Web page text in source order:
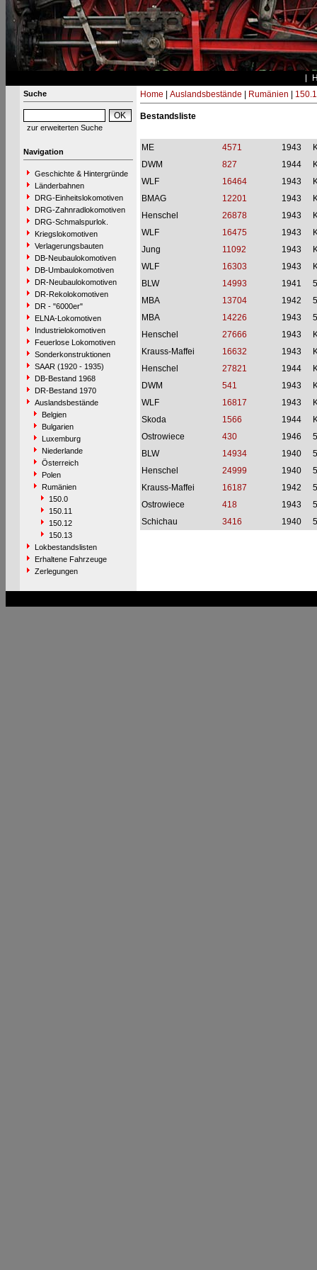
Suche
zur erweiterten Suche
Navigation
Geschichte & Hintergründe
Länderbahnen
DRG-Einheitslokomotiven
DRG-Zahnradlokomotiven
DRG-Schmalspurlok.
Kriegslokomotiven
Verlagerungsbauten
DB-Neubaulokomotiven
DB-Umbaulokomotiven
DR-Neubaulokomotiven
DR-Rekolokomotiven
DR - "6000er"
ELNA-Lokomotiven
Industrielokomotiven
Feuerlose Lokomotiven
Sonderkonstruktionen
SAAR (1920 - 1935)
DB-Bestand 1968
DR-Bestand 1970
Auslandsbestände
Belgien
Bulgarien
Luxemburg
Niederlande
Österreich
Polen
Rumänien
150.0
150.11
150.12
150.13
Lokbestandslisten
Erhaltene Fahrzeuge
Zerlegungen
Home Auslandsbestände Rumänien
Bestandsliste
ME 4571 1943
DWM
827 1944
WLF
16464 1943
BMAG
12201 1943
Henschel
26878 1943
WLF
16475 1943
Jung
11092 1943
WLF
16303 1943
BLW
14993 1941
MBA
13704 1942
MBA
14226 1943
Henschel
27666 1943
Krauss-Maffei
16632 1943
Henschel
27821 1944
DWM
541 1943
WLF
16817 1943
Skoda
1566 1944
Ostrowiece
430 1946
BLW
14934 1940
Henschel
24999 1940
Krauss-Maffei
16187 1942
Ostrowiece
418 1943
Schichau
3416 1940